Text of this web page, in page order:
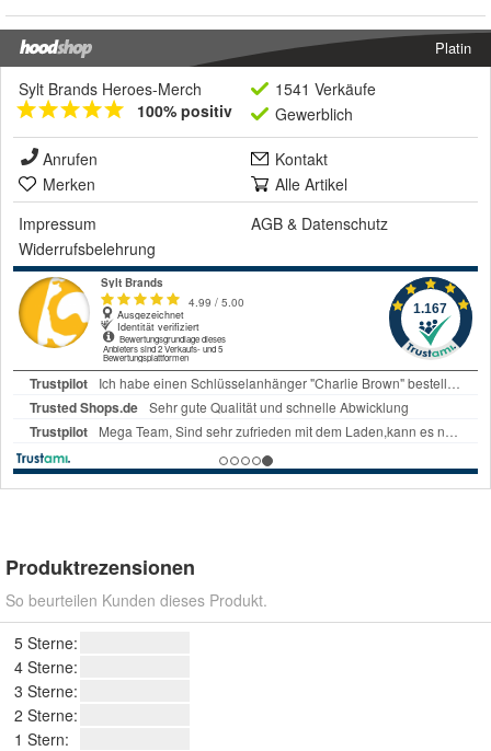
Platin
Sylt Brands Heroes-Merch
100% positiv
1541 Verkäufe
Gewerblich
Anrufen
Kontakt
Merken
Alle Artikel
Impressum
AGB & Datenschutz
Widerrufsbelehrung
Produktrezensionen
So beurteilen Kunden dieses Produkt.
5 Sterne:
4 Sterne:
3 Sterne:
2 Sterne:
1 Stern: